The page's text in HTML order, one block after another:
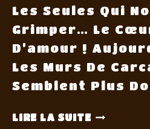
Les Seules Qui
Grimper… Le
D’amour !
Les Murs De
Semblent Plus
LIRE LA SUITE